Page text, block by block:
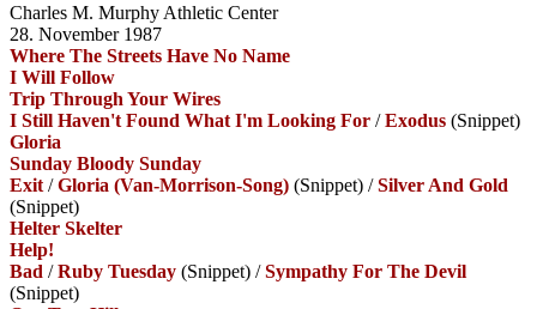
Charles M. Murphy Athletic Center
28. November 1987
Where The Streets Have No Name
I Will Follow
Trip Through Your Wires
I Still Haven't Found What I'm Looking For /Exodus (Snippet)
Gloria
Sunday Bloody Sunday
Exit /Gloria (Van-Morrison-Song) (Snippet) /Silver And Gold
(Snippet)
Helter Skelter
Help!
Bad /Ruby Tuesday (Snippet) /Sympathy For The Devil
(Snippet)